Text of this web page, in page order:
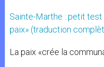
Sainte-Marthe : petit
paix» (traduction
La paix «crée la